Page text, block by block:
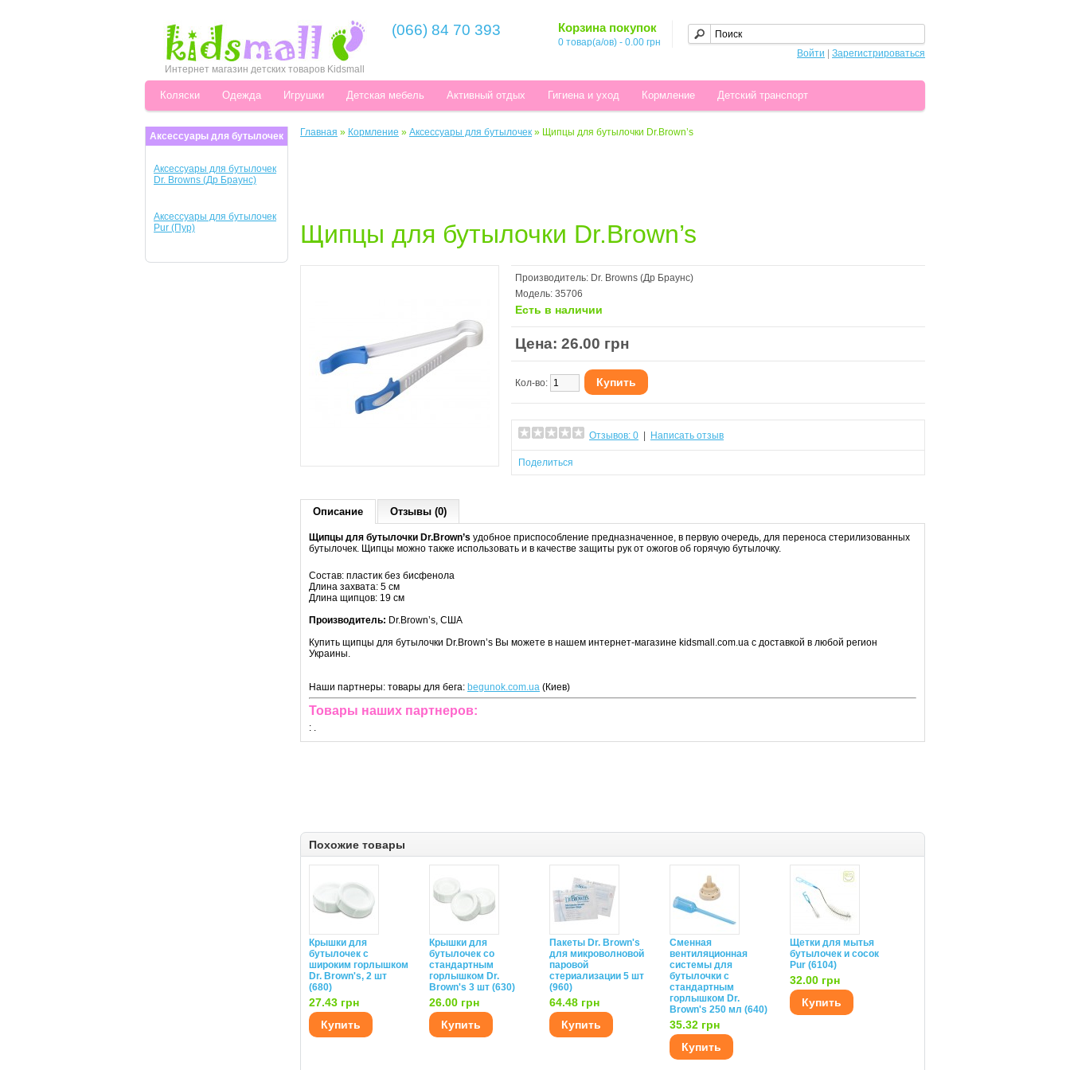
Интернет магазин детских товаров Kidsmall
(066) 84 70 393 Корзина покупок
0 товар(а/ов) - 0.00 грн
Войти
Зарегистрироваться
Коляски Одежда Игрушки Детская мебель Активный отдых Гигиена и уход Кормление Детский транспорт
Аксессуары для бутылочек
Аксессуары для бутылочек
Dr. Browns (Др Браунс)
Аксессуары для бутылочек
Pur (Пур)
Главная » Кормление » Аксессуары для бутылочек » Щипцы для бутылочки Dr.Brown’s
Щипцы для бутылочки Dr.Brown’s
Производитель: Dr. Browns (Др Браунс)
Модель: 35706
Есть в наличии
Цена: 26.00 грн
Кол-во: Купить
Отзывов: 0 Написать отзыв
Поделиться
Описание Отзывы (0)
Щипцы для бутылочки Dr.Brown’s удобное приспособление предназначенное, в первую очередь, для переноса стерилизованных
бутылочек. Щипцы можно также использовать и в качестве защиты рук от ожогов об горячую бутылочку.
Состав: пластик без бисфенола
Длина захвата: 5 см
Длина щипцов: 19 см
Производитель: Dr.Brown’s, США
Купить щипцы для бутылочки Dr.Brown’s Вы можете в нашем интернет-магазине kidsmall.com.ua с доставкой в любой регион
Украины.
Наши партнеры: товары для бега: begunok.com.ua (Киев)
Товары наших партнеров:
: .
Похожие товары
Крышки для
бутылочек с
широким горлышком
Dr. Brown's, 2 шт
(680)
27.43 грн
Купить
Крышки для
бутылочек со
стандартным
горлышком Dr.
Brown's 3 шт (630)
26.00 грн
Купить
Пакеты Dr. Brown's
для микроволновой
паровой
стериализации 5 шт
(960)
64.48 грн
Купить
Сменная
вентиляционная
системы для
бутылочки с
стандартным
горлышком Dr.
Brown's 250 мл (640)
35.32 грн
Купить
Щетки для мытья
бутылочек и сосок
Pur (6104)
32.00 грн
Купить